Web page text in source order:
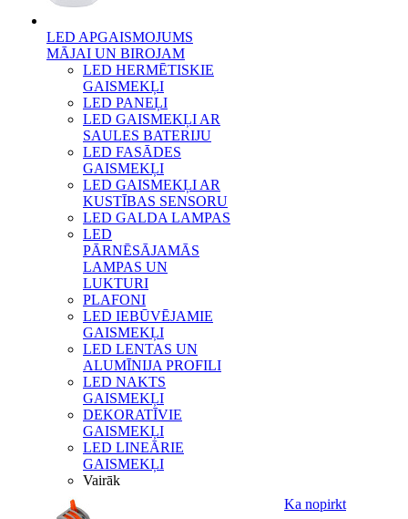
LED APGAISMOJUMS
MĀJAI UN BIROJAM
LED HERMĒTISKIE
GAISMEKĻI
LED PANEĻI
LED GAISMEKĻI AR
SAULES BATERIJU
LED FASĀDES
GAISMEKĻI
LED GAISMEKĻI AR
KUSTĪBAS SENSORU
LED GALDA LAMPAS
LED
PĀRNĒSĀJAMĀS
LAMPAS UN
LUKTURI
PLAFONI
LED IEBŪVĒJAMIE
GAISMEKĻI
LED LENTAS UN
ALUMĪNIJA PROFILI
LED NAKTS
GAISMEKĻI
DEKORATĪVIE
GAISMEKĻI
LED LINEĀRIE
GAISMEKĻI
Vairāk
Ka nopirkt